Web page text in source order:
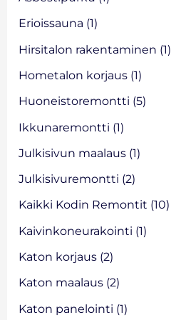
o
r
Erioissauna (1)
Hirsitalon rakentaminen (1)
Hometalon korjaus (1)
Huoneistoremontti (5)
Ikkunaremontti (1)
Julkisivun maalaus (1)
Julkisivuremontti (2)
Kaikki Kodin Remontit (10)
Kaivinkoneurakointi (1)
Katon korjaus (2)
Katon maalaus (2)
Katon panelointi (1)